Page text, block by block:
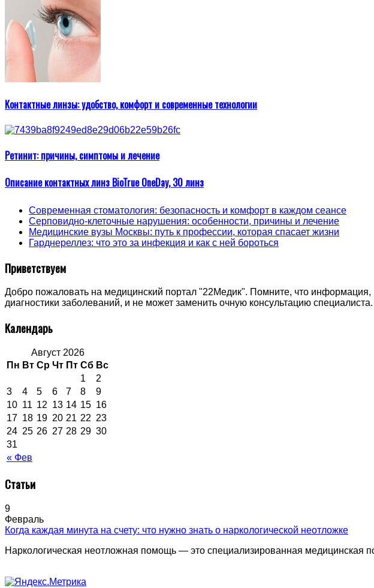
Контактные линзы: удобство, комфорт и современные технологии
Ретинит: причины, симптомы и лечение
Описание контактных линз BioTrue OneDay, 30 линз
Современная стоматология: безопасность и комфорт в каждом сеансе
Серповидно-клеточные нарушения: особенности, причины и лечение
Медицинские вузы Москвы: путь к профессии, которая спасает жизни
Гарднереллез: что это за инфекция и как с ней бороться
Приветствуем
Добро пожаловать на медицинский портал "22Медик". Помните, что информация,
диагностики заболеваний, и не может заменить очную консультацию
Календарь
Август 2026
Пн Вт Ср Чт Пт Сб Вс
« Фев
1
2
3
4 5 6 7 8
9
10 11 12 13 14 15 16
17 18 19 20 21 22 23
24 25 26 27 28 29 30
31
Статьи
9
Февраль
Когда каждая минута на счету: что нужно знать о наркологической неотложке
Наркологическая неотложная помощь — это специализированная медицинская